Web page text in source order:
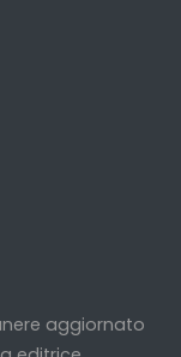
aggiornato